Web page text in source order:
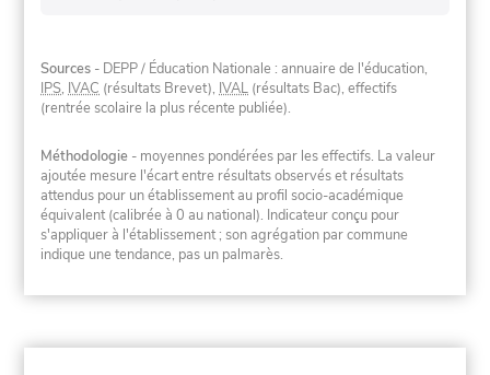
Sources - DEPP / Éducation Nationale : annuaire de l'éducation,
IPS, IVAC (résultats Brevet), IVAL (résultats Bac), effectifs
(rentrée scolaire la plus récente publiée).
Méthodologie - moyennes pondérées par les effectifs. La valeur
ajoutée mesure l'écart entre résultats observés et résultats
attendus pour un établissement au profil socio-académique
équivalent (calibrée à 0 au national). Indicateur conçu pour
s'appliquer à l'établissement ; son agrégation par commune
indique une tendance, pas un palmarès.